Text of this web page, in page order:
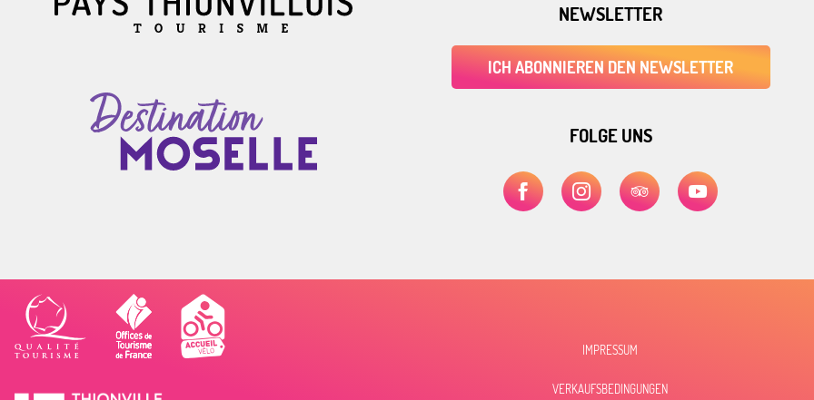
NEWSLETTER
ICH ABONNIEREN DEN NEWSLETTER
FOLGE UNS
IMPRESSUM
VERKAUFSBEDINGUNGEN